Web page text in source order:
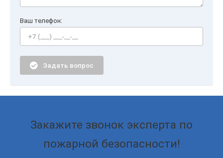
Ваш телефон:
Задать вопрос
Закажите звонок эксперта по
пожарной безопасности!